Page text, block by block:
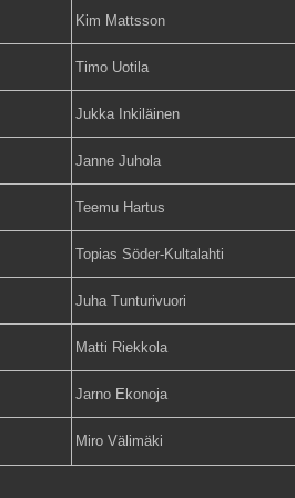
Kim Mattsson
Timo Uotila
Jukka Inkiläinen
Janne Juhola
Teemu Hartus
Topias Söder-Kultalahti
Juha Tunturivuori
Matti Riekkola
Jarno Ekonoja
Miro Välimäki